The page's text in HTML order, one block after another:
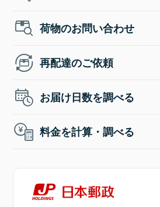
荷物のお問い合わせ
再配達のご依頼
お届け日数を調べる
料金を計算・調べる